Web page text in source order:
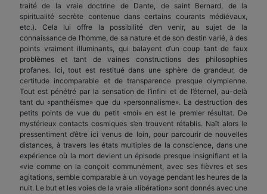
traité de la vraie doctrine de Dante, de saint Bernard, de la
spiritualité secrète contenue dans certains courants médiévaux,
etc.). Cela lui offre la possibilité d’en venir, au sujet de la
connaissance de l’homme, de sa nature et de son destin varié, à des
points vraiment illuminants, qui balayent d’un coup tant de faux
problèmes et tant de vaines constructions des philosophies
profanes. Ici, tout est restitué dans une sphère de grandeur, de
certitude incomparable et de transparence presque olympienne.
Tout est pénétré par la sensation de l’infini et de l’éternel, au-delà
tant du «panthéisme» que du «personnalisme». La destruction des
petits points de vue du petit «moi» en est le premier résultat. De
mystérieux contacts cosmiques s’en trouvent rétablis. Naît alors le
pressentiment d’être ici venus de loin, pour parcourir de nouvelles
distances, à travers les états multiples de la conscience, dans une
expérience où la mort devient un épisode presque insignifiant et la
«vie comme on la conçoit communément, avec ses fièvres et ses
agitations, semble comparable à un voyage pendant les heures de la
nuit. Le but et les voies de la vraie «libération» sont donnés avec une